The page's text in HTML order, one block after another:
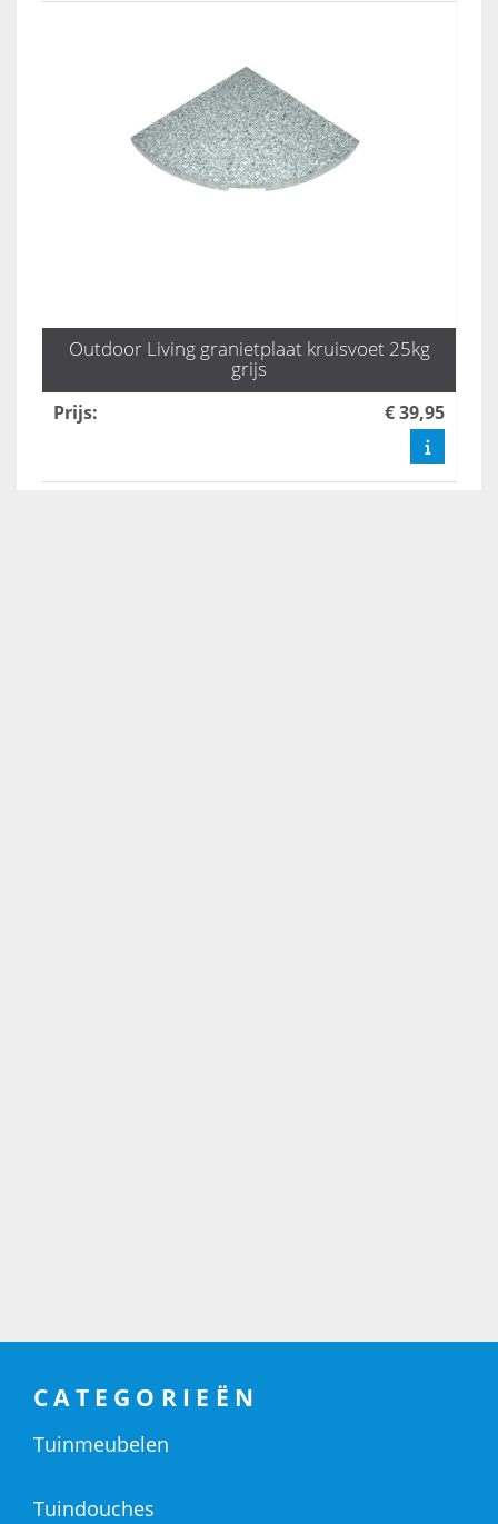
Outdoor Living granietplaat kruisvoet 25kg
grijs
Prijs: € 39,95
CATEGORIEËN
Tuinmeubelen
Tuindouches